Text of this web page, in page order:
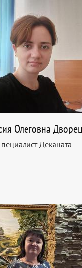
Олеговна
Деканата